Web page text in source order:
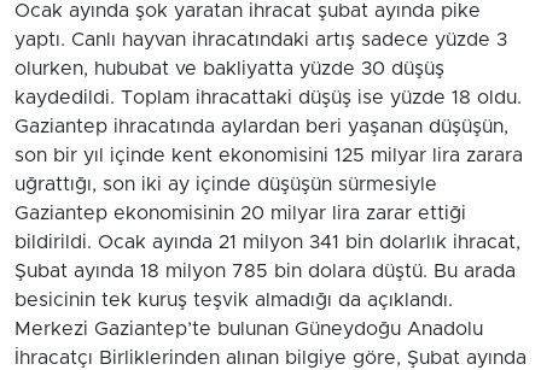
Ocak ayında şok yaratan ihracat şubat ayında pike
yaptı. Canlı hayvan ihracatındaki artış sadece yüzde 3
olurken, hububat ve bakliyatta yüzde 30 düşüş
kaydedildi. Toplam ihracattaki düşüş ise yüzde 18 oldu.
Gaziantep ihracatında aylardan beri yaşanan düşüşün,
son bir yıl içinde kent ekonomisini 125 milyar lira zarara
uğrattığı, son iki ay içinde düşüşün sürmesiyle
Gaziantep ekonomisinin 20 milyar lira zarar ettiği
bildirildi. Ocak ayında 21 milyon 341 bin dolarlık ihracat,
Şubat ayında 18 milyon 785 bin dolara düştü. Bu arada
besicinin tek kuruş teşvik almadığı da açıklandı.
Merkezi Gaziantep’te bulunan Güneydoğu Anadolu
İhracatçı Birliklerinden alınan bilgiye göre, Şubat ayında